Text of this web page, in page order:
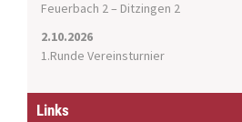
Feuerbach 2 – Ditzingen 2
2.10.2026
1.Runde Vereinsturnier
Links